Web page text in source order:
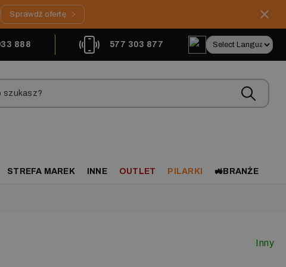
Sprawdź ofertę
888 577 303 877
STREFA MAREK INNE OUTLET PILARKI 🚜BRANŻE
Inny